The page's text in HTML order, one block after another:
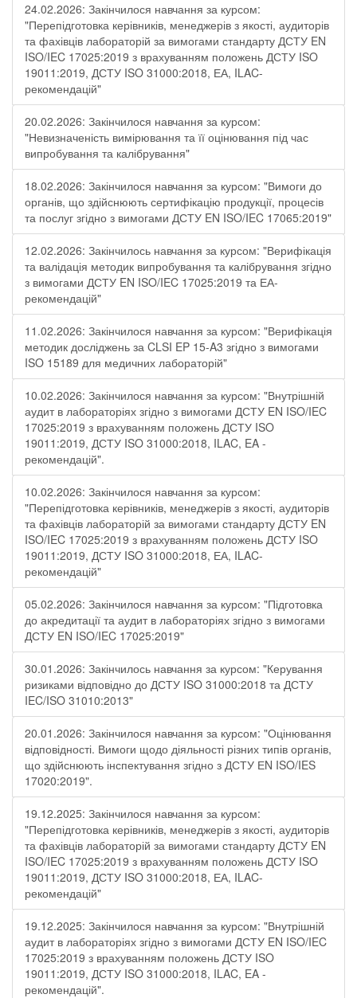
24.02.2026: Закінчилося навчання за курсом:
"Перепідготовка керівників, менеджерів з якості, аудиторів
та фахівців лабораторій за вимогами стандарту ДСТУ EN
ISO/IEC 17025:2019 з врахуванням положень ДСТУ ISO
19011:2019, ДСТУ ISO 31000:2018, ЕА, ILAC-
рекомендацій"
20.02.2026: Закінчилося навчання за курсом:
"Невизначеність вимірювання та її оцінювання під час
випробування та калібрування"
18.02.2026: Закінчилося навчання за курсом: "Вимоги до
органів, що здійснюють сертифікацію продукції, процесів
та послуг згідно з вимогами ДСТУ EN ISO/IEC 17065:2019"
12.02.2026: Закінчилось навчання за курсом: "Верифікація
та валідація методик випробування та калібрування згідно
з вимогами ДСТУ EN ISO/IEC 17025:2019 та ЕА-
рекомендацій"
11.02.2026: Закінчилося навчання за курсом: "Верифікація
методик досліджень за CLSI EP 15-A3 згідно з вимогами
ISO 15189 для медичних лабораторій"
10.02.2026: Закінчилося навчання за курсом: "Внутрішній
аудит в лабораторіях згідно з вимогами ДСТУ EN ISO/IEC
17025:2019 з врахуванням положень ДСТУ ISO
19011:2019, ДСТУ ISO 31000:2018, ILAC, EA -
рекомендацій".
10.02.2026: Закінчилося навчання за курсом:
"Перепідготовка керівників, менеджерів з якості, аудиторів
та фахівців лабораторій за вимогами стандарту ДСТУ EN
ISO/IEC 17025:2019 з врахуванням положень ДСТУ ISO
19011:2019, ДСТУ ISO 31000:2018, ЕА, ILAC-
рекомендацій"
05.02.2026: Закінчилося навчання за курсом: "Підготовка
до акредитації та аудит в лабораторіях згідно з вимогами
ДСТУ EN ISO/IEC 17025:2019"
30.01.2026: Закінчилось навчання за курсом: "Керування
ризиками відповідно до ДСТУ ISO 31000:2018 та ДСТУ
IEC/ISO 31010:2013"
20.01.2026: Закінчилося навчання за курсом: "Оцінювання
відповідності. Вимоги щодо діяльності різних типів органів,
що здійснюють інспектування згідно з ДСТУ ЕN ISO/IES
17020:2019".
19.12.2025: Закінчилося навчання за курсом:
"Перепідготовка керівників, менеджерів з якості, аудиторів
та фахівців лабораторій за вимогами стандарту ДСТУ EN
ISO/IEC 17025:2019 з врахуванням положень ДСТУ ISO
19011:2019, ДСТУ ISO 31000:2018, ЕА, ILAC-
рекомендацій"
19.12.2025: Закінчилося навчання за курсом: "Внутрішній
аудит в лабораторіях згідно з вимогами ДСТУ EN ISO/IEC
17025:2019 з врахуванням положень ДСТУ ISO
19011:2019, ДСТУ ISO 31000:2018, ILAC, EA -
рекомендацій".